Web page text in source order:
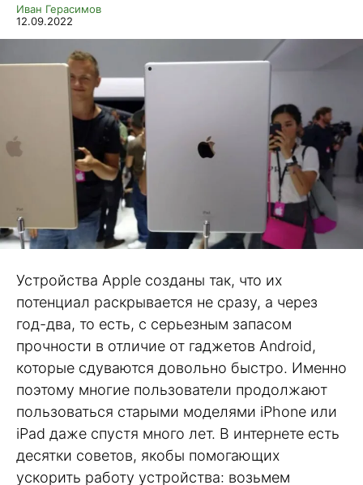
Иван Герасимов
12.09.2022
Устройства Apple созданы так, что их
потенциал раскрывается не сразу, а через
год-два, то есть, с серьезным запасом
прочности в отличие от гаджетов Android,
которые сдуваются довольно быстро. Именно
поэтому многие пользователи продолжают
пользоваться старыми моделями iPhone или
iPad даже спустя много лет. В интернете есть
десятки советов, якобы помогающих
ускорить работу устройства: возьмем